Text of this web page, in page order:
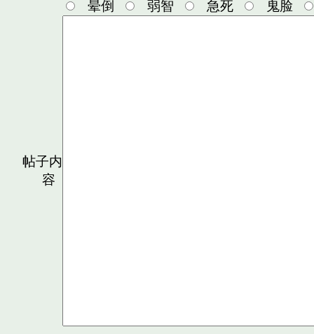
晕倒
弱智 急死 鬼脸
帖子内
容